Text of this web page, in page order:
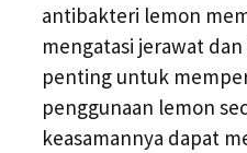
antibakteri lemon
mengatasi jerawat
penting untuk
penggunaan lemon
keasamannya dapat